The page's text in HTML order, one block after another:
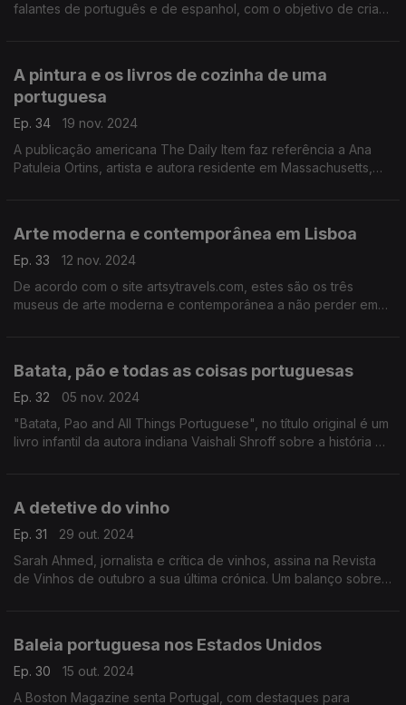
falantes de português e de espanhol, com o objetivo de criar
A pintura e os livros de cozinha de uma
portuguesa
Ep. 34
19 nov. 2024
A publicação americana The Daily Item faz referência a Ana
Patuleia Ortins, artista e autora residente em Massachusetts,
Arte moderna e contemporânea em Lisboa
Ep. 33
12 nov. 2024
De acordo com o site artsytravels.com, estes são os três
museus de arte moderna e contemporânea a não perder em
Batata, pão e todas as coisas portuguesas
Ep. 32
05 nov. 2024
"Batata, Pao and All Things Portuguese", no título original é um
livro infantil da autora indiana Vaishali Shroff sobre a história da
A detetive do vinho
Ep. 31
29 out. 2024
Sarah Ahmed, jornalista e crítica de vinhos, assina na Revista
de Vinhos de outubro a sua última crónica. Um balanço sobre
Baleia portuguesa nos Estados Unidos
Ep. 30
15 out. 2024
A Boston Magazine senta Portugal, com destaques para